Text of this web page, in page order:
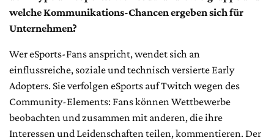
welche Kommunikations-Chancen ergeben sich für
Unternehmen?
Wer eSports-Fans anspricht, wendet sich an
einflussreiche, soziale und technisch versierte Early
Adopters. Sie verfolgen eSports auf Twitch wegen des
Community-Elements: Fans können Wettbewerbe
beobachten und zusammen mit anderen, die ihre
Interessen und Leidenschaften teilen, kommentieren. Der